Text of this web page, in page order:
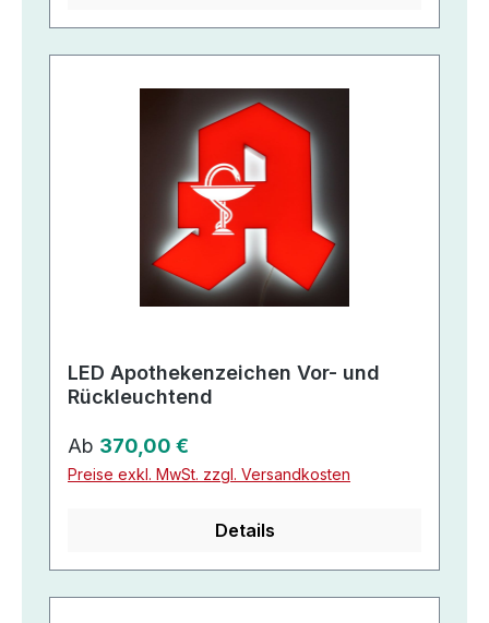
LED Apothekenzeichen Vor- und
Rückleuchtend
Regulärer Preis:
Ab 370,00 €
Preise exkl. MwSt. zzgl. Versandkosten
Details